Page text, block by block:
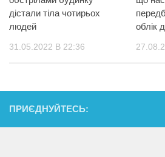
дістали тіла чотирьох
людей
31.05.2022 В 22:36
облік
ПРИЄДНУЙТЕСЬ: